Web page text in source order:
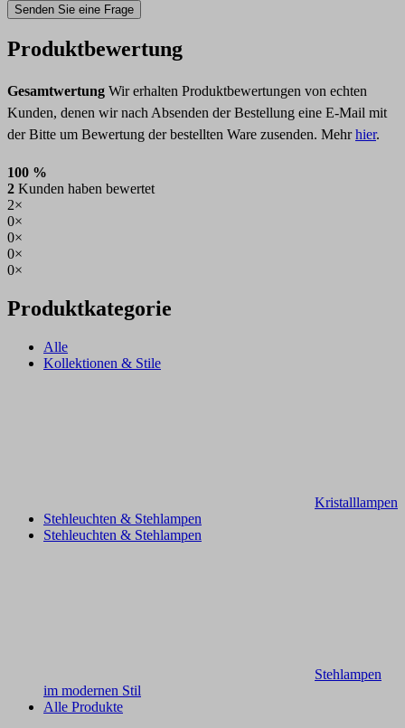
Senden Sie eine Frage
Produktbewertung
Gesamtwertung Wir erhalten Produktbewertungen von echten
Kunden, denen wir nach Absenden der Bestellung eine E-Mail mit
der Bitte um Bewertung der bestellten Ware zusenden. Mehrhier.
100 %
2 Kunden haben bewertet
2×
0×
0×
0×
0×
Produktkategorie
Alle
Kollektionen & Stile
Kristalllampen
Stehleuchten & Stehlampen
Stehleuchten & Stehlampen
Stehlampen
im modernen Stil
Alle Produkte